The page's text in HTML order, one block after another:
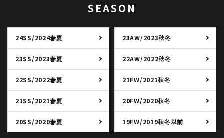
SEASON
24SS/2024春夏 23AW/2023秋冬
23SS/2023春夏 22AW/2022秋冬
22SS/2022春夏 21FW/2021秋冬
21SS/2021春夏 20FW/2020秋冬
20SS/2020春夏 19FW/2019秋冬以前